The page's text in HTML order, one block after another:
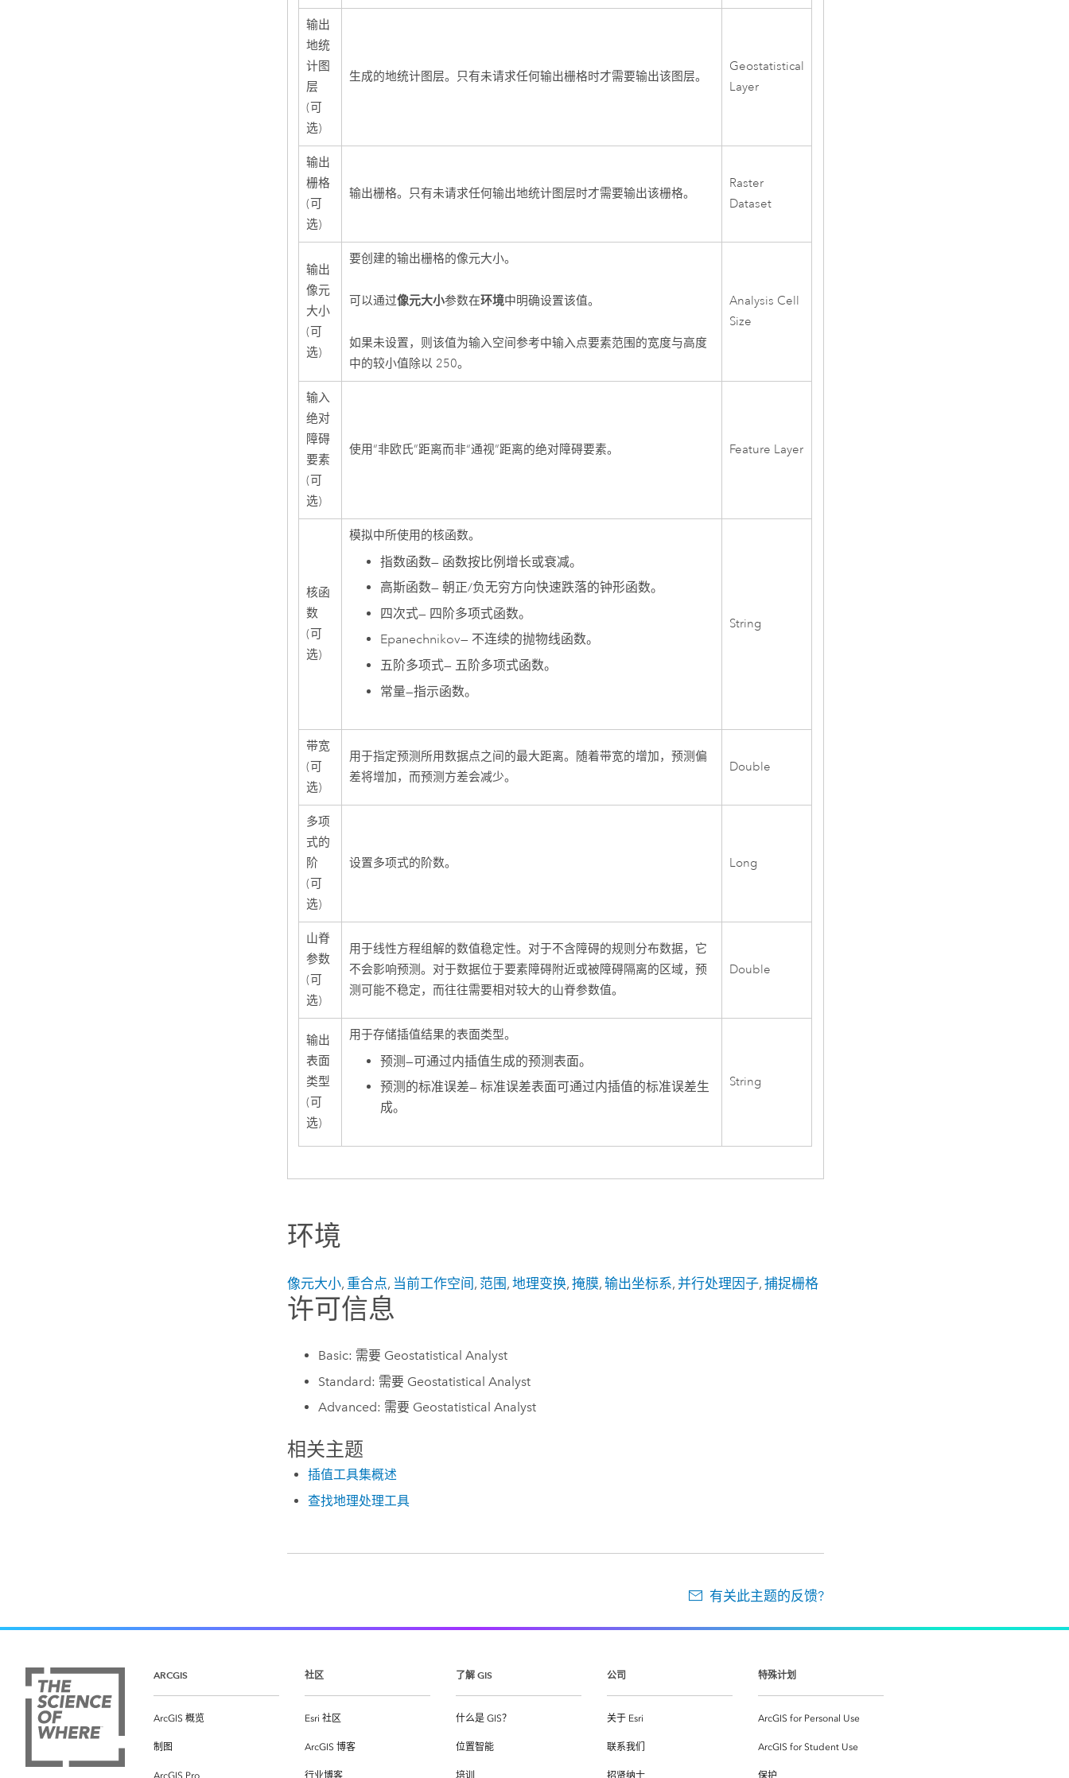
输出
地统
计图
层
(可
选)
生成的地统计图层。只有未请求任何输出栅格时才需要输出该图层。
Geostatistical
Layer
输出
栅格
(可
选)
输出栅格。只有未请求任何输出地统计图层时才需要输出该栅格。
Raster
Dataset
输出
像元
大小
(可
选)
要创建的输出栅格的像元大小。
可以通过像元大小参数在环境中明确设置该值。
如果未设置，则该值为输入空间参考中输入点要素范围的宽度与高度
中的较小值除以 250。
Analysis Cell
Size
输入
绝对
障碍
要素
(可
选)
使用“非欧氏”距离而非“通视”距离的绝对障碍要素。 Feature Layer
核函
数
(可
选)
模拟中所使用的核函数。
指数函数— 函数按比例增长或衰减。
高斯函数— 朝正/负无穷方向快速跌落的钟形函数。
四次式— 四阶多项式函数。
Epanechnikov— 不连续的抛物线函数。
五阶多项式— 五阶多项式函数。
常量—指示函数。
String
带宽
(可
选)
用于指定预测所用数据点之间的最大距离。随着带宽的增加，预测偏
差将增加，而预测方差会减少。
Double
多项
式的
阶
(可
选)
设置多项式的阶数。 Long
山脊
参数
(可
选)
用于线性方程组解的数值稳定性。对于不含障碍的规则分布数据，它
不会影响预测。对于数据位于要素障碍附近或被障碍隔离的区域，预
测可能不稳定，而往往需要相对较大的山脊参数值。
Double
输出
表面
类型
(可
选)
用于存储插值结果的表面类型。
预测—可通过内插值生成的预测表面。
预测的标准误差— 标准误差表面可通过内插值的标准误差生
成。
String
环境
像元大小, 重合点, 当前工作空间, 范围,地理变换,掩膜,输出坐标系,并行处理因子,捕捉栅格
许可信息
Basic: 需要 Geostatistical Analyst
Standard: 需要 Geostatistical Analyst
Advanced: 需要 Geostatistical Analyst
相关主题
插值工具集概述
查找地理处理工具
有关此主题的反馈?
ARCGIS
ArcGIS 概览
制图
社区
Esri 社区
ArcGIS 博客
了解 GIS
什么是 GIS？
位置智能
公司
关于 Esri
联系我们
特殊计划
ArcGIS for Personal Use
ArcGIS for Student Use